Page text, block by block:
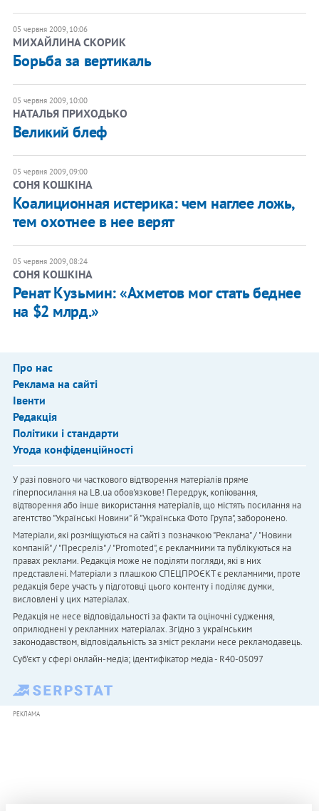
05 червня 2009, 10:06
МИХАЙЛИНА СКОРИК
Борьба за вертикаль
05 червня 2009, 10:00
НАТАЛЬЯ ПРИХОДЬКО
Великий блеф
05 червня 2009, 09:00
СОНЯ КОШКІНА
Коалиционная истерика: чем наглее ложь,
тем охотнее в нее верят
05 червня 2009, 08:24
СОНЯ КОШКІНА
Ренат Кузьмин: «Ахметов мог стать беднее
на $2 млрд.»
Про нас
Реклама на сайті
Івенти
Редакція
Політики і стандарти
Угода конфіденційності
У разі повного чи часткового відтворення матеріалів пряме
гіперпосилання на LB.ua обов'язкове! Передрук, копіювання,
відтворення або інше використання матеріалів, що містять посилання на
агентство "Українськi Новини" й "Українська Фото Група", заборонено.
Матеріали, які розміщуються на сайті з позначкою "Реклама" / "Новини
компаній" / "Пресреліз" / "Promoted", є рекламними та публікуються на
правах реклами. Редакція може не поділяти погляди, які в них
представлені. Матеріали з плашкою СПЕЦПРОЄКТ є рекламними, проте
редакція бере участь у підготовці цього контенту і поділяє думки,
висловлені у цих матеріалах.
Редакція не несе відповідальності за факти та оціночні судження,
оприлюднені у рекламних матеріалах. Згідно з українським
законодавством, відповідальність за зміст реклами несе рекламодавець.
Cуб'єкт у сфері онлайн-медіа; ідентифікатор медіа - R40-05097
РЕКЛАМА